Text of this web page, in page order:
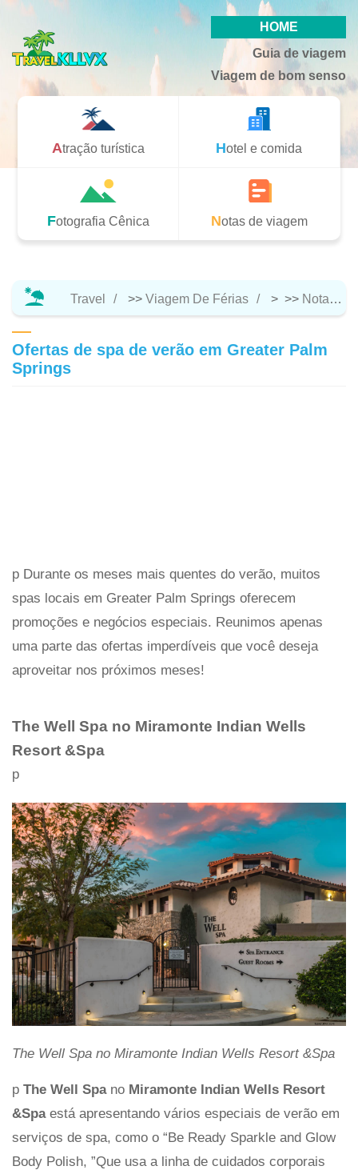
HOME
Guia de viagem
Viagem de bom senso
Atração turística Hotel e comida
Fotografia Cênica Notas de viagem
Travel >> Viagem De Férias > >> Notas De Viagem
Ofertas de spa de verão em Greater Palm
Springs
p Durante os meses mais quentes do verão, muitos
spas locais em Greater Palm Springs oferecem
promoções e negócios especiais. Reunimos apenas
uma parte das ofertas imperdíveis que você deseja
aproveitar nos próximos meses!
The Well Spa no Miramonte Indian Wells
Resort &Spa
p
The Well Spa no Miramonte Indian Wells Resort &Spa
p The Well Spa no Miramonte Indian Wells Resort
&Spa está apresentando vários especiais de verão em
serviços de spa, como o “Be Ready Sparkle and Glow
Body Polish, ”Que usa a linha de cuidados corporais